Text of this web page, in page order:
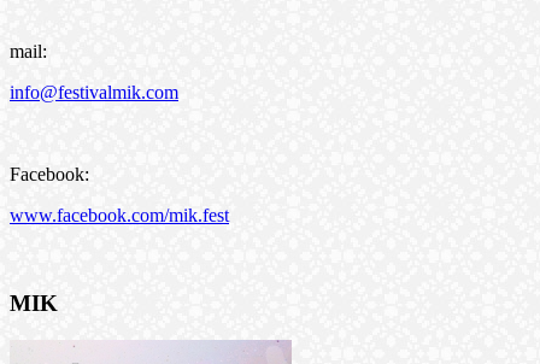
mail:
info@festivalmik.com
Facebook:
www.facebook.com/mik.fest
MIK